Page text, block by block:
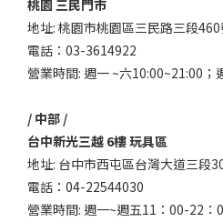
桃園 三民門市
地址: 桃園市桃園區三民路三段
電話：03-3614922
營業時間: 週一 ~六10:00~21:00；
/ 中部 /
台中新光三越 6樓 玩具區
地址: 台中市西屯區台灣大道三段
電話：04-22544030
營業時間: 週一~週五11：00-22：